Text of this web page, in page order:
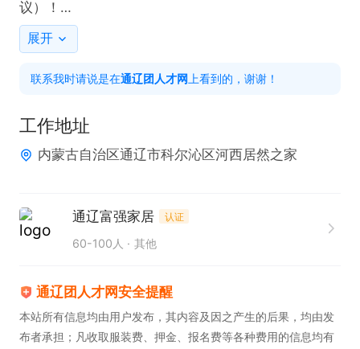
议）！
4.底薪+业绩提成+休息+年终奖+各种奖励
展开
联系我时请说是在通辽团人才网 上看到的，谢谢！
工作地址
内蒙古自治区通辽市科尔沁区河西居然之家
通辽富强家居 认证
60-100人 其他
通辽团人才网安全提醒
本站所有信息均由用户发布，其内容及因之产生的后果，均由发
布者承担；凡收取服装费、押金、报名费等各种费用的信息均有